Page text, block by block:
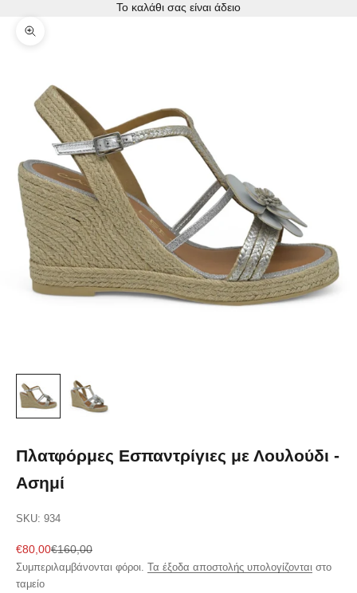
Το καλάθι σας είναι άδειο
Μεγέθυνση
Πλατφόρμες Εσπαντρίγιες με Λουλούδι -
Ασημί
SKU: 934
Τιμή πώλησης
€80,00Κανονική τιμή
€160,00
Συμπεριλαμβάνονται φόροι. Τα έξοδα αποστολής υπολογίζονται στο
ταμείο